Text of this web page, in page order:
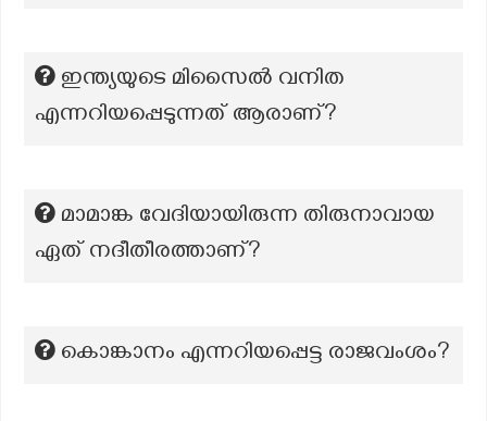
ഇന്ത്യയുടെ മിസൈൽ വനിത
എന്നറിയപ്പെടുന്നത് ആരാണ്?
മാമാങ്ക വേദിയായിരുന്ന തിരുനാവായ
ഏത് നദീതീരത്താണ്?
കൊങ്കാനം എന്നറിയപ്പെട്ട രാജവംശം?